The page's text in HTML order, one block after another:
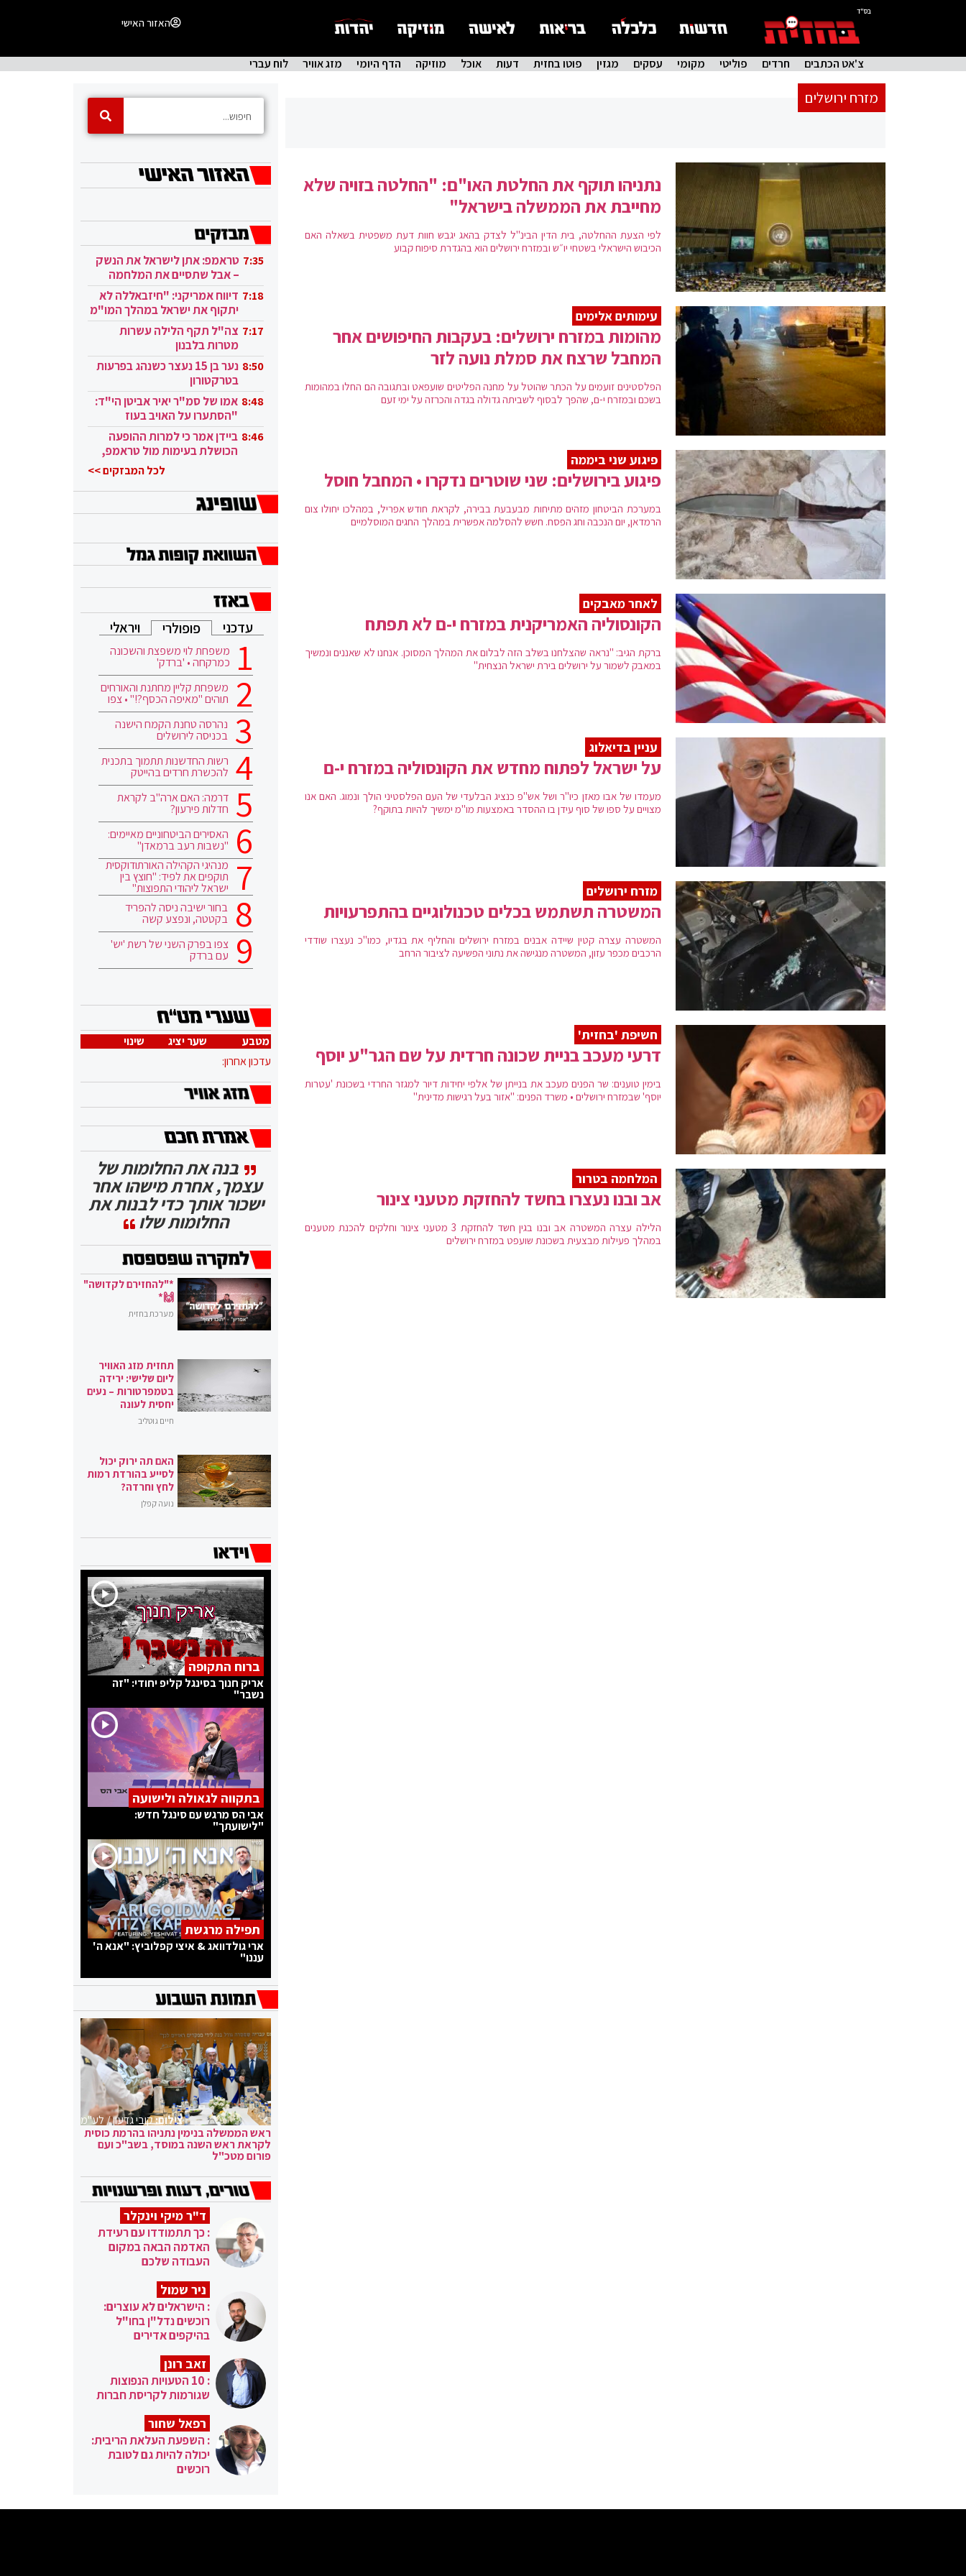
בס"ד
האזור האישי
צ'אט הכתבים חרדים פוליטי מקומי עסקים מגזין פוטו בחזית דעות אוכל מוזיקה הדף היומי מזג אוויר לוח עברי
מזרח ירושלים
נתניהו תוקף את החלטת האו"ם: "החלטה בזויה שלא
מחייבת את הממשלה בישראל"
לפי הצעת ההחלטה, בית הדין הבינ"ל לצדק בהאג יגבש חוות דעת משפטית בשאלה האם
הכיבוש הישראלי בשטחי יו״ש ובמזרח ירושלים הוא בהגדרת סיפוח קבוע
עימותים אלימים
מהומות במזרח ירושלים: בעקבות החיפושים אחר
המחבל שרצח את סמלת נועה לזר
הפלסטינים זועמים על הכתר שהוטל על מחנה הפליטים שועפאט ובתגובה הם החלו במהומות
בשכם ובמזרח י-ם, שהפך לבסוף לשביתה גדולה בגדה והכרזה על ימי זעם
פיגוע שני ביממה
פיגוע בירושלים: שני שוטרים נדקרו • המחבל חוסל
במערכת הביטחון מזהים מתיחות מבעבעת בבירה, לקראת חודש אפריל, במהלכו יחולו צום
הרמדאן, יום הנכבה וחג הפסח. חשש להסלמה אפשרית במהלך החגים המוסלמיים
לאחר מאבקים
הקונסוליה האמריקנית במזרח י-ם לא תפתח
ברקת הגיב: "נראה שהצלחנו בשלב הזה לבלום את המהלך המסוכן. אנחנו לא שאננים ונמשיך
במאבק לשמור על ירושלים בירת ישראל הנצחית"
עניין בדיאלוג
על ישראל לפתוח מחדש את הקונסוליה במזרח י-ם
מעמדו של אבו מאזן כיו"ר ושל אש"פ כנציג הבלעדי של העם הפלסטיני הולך ונמוג. האם אנו
מצויים על ספו של סוף עידן בו ההסדר באמצעות מו"מ ימשיך להיות בתוקף?
מזרח ירושלים
המשטרה תשתמש בכלים טכנולוגיים בהתפרעויות
המשטרה עצרה קטין שיידה אבנים במזרח ירושלים והחליף את בגדיו, כמו"כ נעצרו שודדי
הרכבים מכפר עזון, המשטרה מנגישה את נתוני הפשיעה לציבור הרחב
חשיפת 'בחזית'
דרעי מעכב בניית שכונה חרדית על שם הגר"ע יוסף
בימין טוענים: שר הפנים מעכב את בנייתן של אלפי יחידות דיור למגזר החרדי בשכונת 'עטרות
יוסף' שבמזרח ירושלים • משרד הפנים: "אזור בעל רגישות מדינית"
המלחמה בטרור
אב ובנו נעצרו בחשד להחזקת מטעני צינור
הלילה עצרה המשטרה אב ובנו בגין חשד להחזקת 3 מטעני צינור וחלקים להכנת מטענים
במהלך פעילות מבצעית בשכונת שועפט במזרח ירושלים
7:35 טראמפ: אתן לישראל את הנשק
– אבל שתסיים את המלחמה
בעזה 7:18 דיווח אמריקני: "חיזבאללה לא
יתקוף את ישראל במהלך המו"מ
בקטאר" 7:17 צה"ל תקף הלילה עשרות
מטרות בלבנון
8:50
נער בן 15 נעצר כשנהג בפרעות
בטרקטורון
8:48 אמו של סמ"ר יאיר אביטן הי"ד:
"הסתערו על האויב בעוז
ובגבורה" 8:46 ביידן אמר כי למרות ההופעה
הכושלת בעימות מול טראמפ,
לכל המבזקים >>
עדכני פופולרי ויראלי
משפחת לוי משפצת והשכונה
כמרקחה • 'ברדק'
משפחת קליין מחתנת והאורחים
תוהים "מאיפה הכסף?!" • צפו
נהרסה טחנת הקמח הישנה
בכניסה לירושלים
רשות החדשנות תתמוך בתכנית
להכשרת חרדים בהייטק
דרמה: האם ארה"ב לקראת
חדלות פירעון?
האסירים הביטחוניים מאיימים:
"נשבות רעב ברמאדן"
מנהיגי הקהילה האורתודוקסית
תוקפים את לפיד: "חוצץ בין
ישראל ליהודי התפוצות"
בחור ישיבה ניסה להפריד
בקטטה, ונפצע קשה
צפו בפרק השני של רשת 'יש'
עם ברדק
מטבע שער יציג
שינוי
עדכון אחרון:
בנה את החלומות של
עצמך, אחרת מישהו אחר
ישכור אותך כדי לבנות את
החלומות שלו
*"להחזירם לקדושה"
🙌*
מערכת בחזית
תחזית מזג האוויר
ליום שלישי: ירידה
בטמפרטורות – נעים
יחסית לעונה
חיים גוטליב
האם תה ירוק יכול
לסייע בהורדת רמות
לחץ וחרדה?
נועה קפלן
ברוח התקופה
אריק חנוך בסינגל קליפ יחודי: "זה
נשבר"
בתקווה לגאולה ולישועה
אבי הס מרגש עם סינגל חדש:
"לישועתך"
תפילה מרגשת
ארי גולדוואג & איצי קפלוביץ: "אנא ה'
עננו"
צילום:קובי גדעון / לע"מ
ראש הממשלה בנימין נתניהו בהרמת כוסית
לקראת ראש השנה במוסד, בשב"כ ועם
פורום מטכ"ל
ד"ר מיקי וינקלר
: כך תתמודדו עם רעידת
האדמה הבאה במקום
העבודה שלכם
ניר שמול
: הישראלים לא עוצרים:
רוכשים נדל"ן בחו"ל
בהיקפים אדירים
זאב רונן
: 10 הטעויות הנפוצות
שגורמות לקריסת חברות
רפאל שחור
: השפעת העלאת הריבית:
יכולה להיות גם לטובת
רוכשים